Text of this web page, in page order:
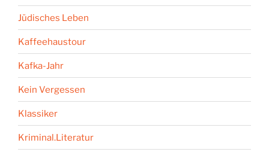
Jüdisches Leben
Kaffeehaustour
Kafka-Jahr
Kein Vergessen
Klassiker
Kriminal.Literatur